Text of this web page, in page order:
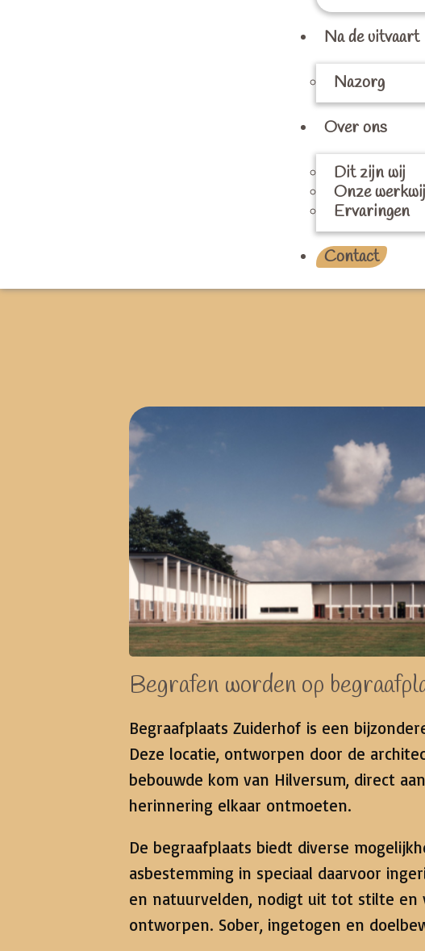
Na de uitvaart
Nazorg
Over ons
Dit zijn wij
Onze
Ervaringen
Contact
Begrafen worden op
Begraafplaats Zuiderhof is een
Deze locatie, ontworpen door de
bebouwde kom van Hilversum, direct
herinnering elkaar ontmoeten.
De begraafplaats biedt diverse
asbestemming in speciaal daarvoor
en natuurvelden, nodigt uit tot stilte en
ontworpen. Sober, ingetogen en